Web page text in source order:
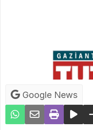
Google News